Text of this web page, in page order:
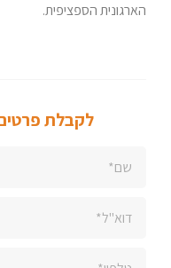
הארגונית הספציפית.
לקבלת